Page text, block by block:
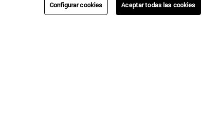
SEGURO CENCOSUDConfigurar cookies Aceptar todas las cookies